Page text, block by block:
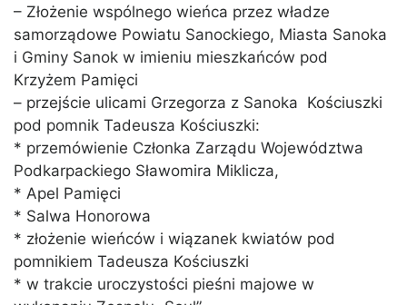
– Złożenie wspólnego wieńca przez władze
samorządowe Powiatu Sanockiego, Miasta Sanoka
i Gminy Sanok w imieniu mieszkańców pod
Krzyżem Pamięci
– przejście ulicami Grzegorza z Sanoka Kościuszki
pod pomnik Tadeusza Kościuszki:
* przemówienie Członka Zarządu Województwa
Podkarpackiego Sławomira Miklicza,
* Apel Pamięci
* Salwa Honorowa
* złożenie wieńców i wiązanek kwiatów pod
pomnikiem Tadeusza Kościuszki
* w trakcie uroczystości pieśni majowe w